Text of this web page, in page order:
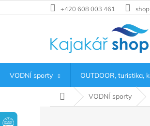
na
+420 608 003 461
VODNÍ sporty OUTDOOR, turistika,
Domů VODNÍ sporty